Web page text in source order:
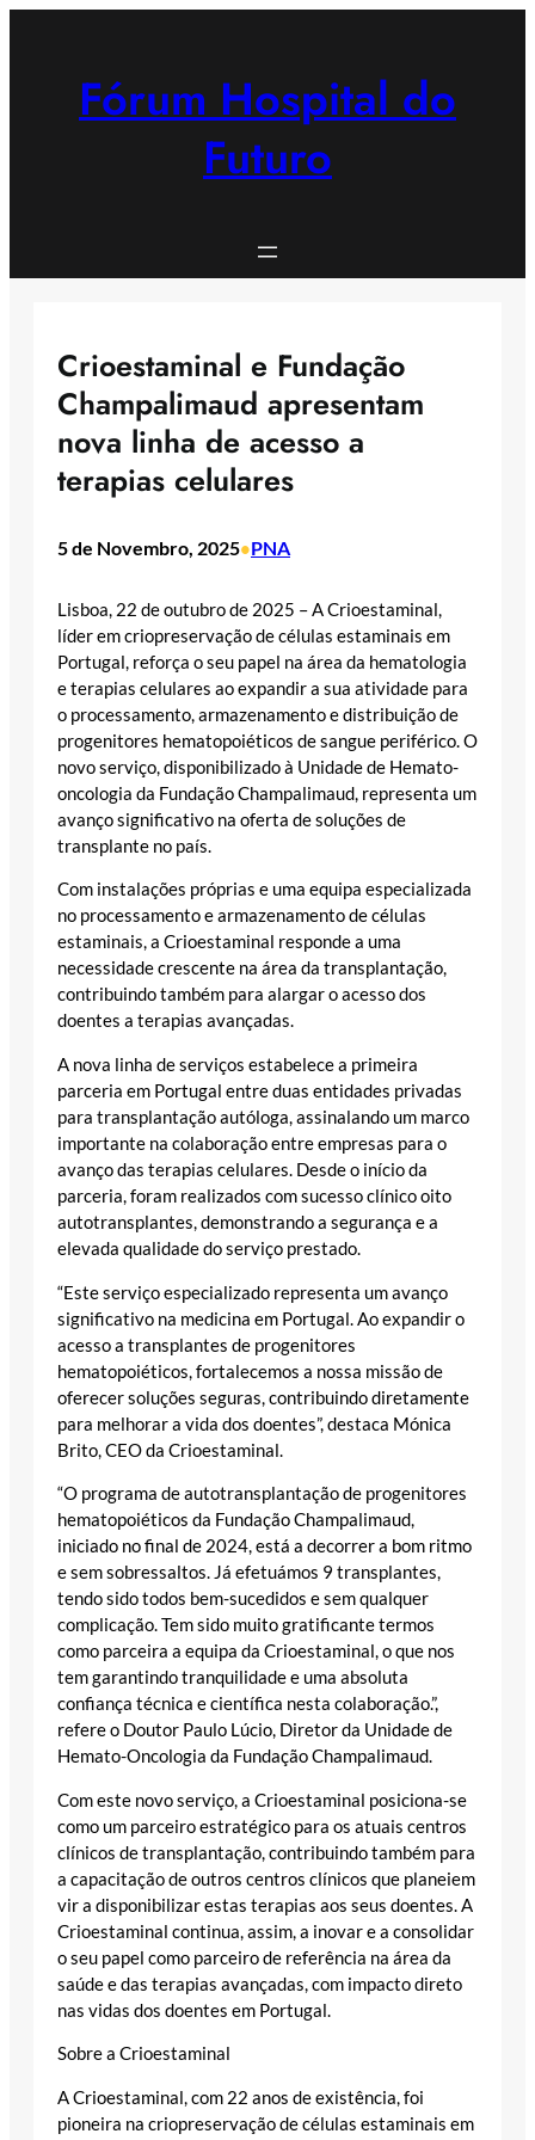
Fórum Hospital do
Futuro
Crioestaminal e Fundação
Champalimaud apresentam
nova linha de acesso a
terapias celulares
5 de Novembro, 2025•PNA
Lisboa, 22 de outubro de 2025 – A Crioestaminal,
líder em criopreservação de células estaminais em
Portugal, reforça o seu papel na área da hematologia
e terapias celulares ao expandir a sua atividade para
o processamento, armazenamento e distribuição de
progenitores hematopoiéticos de sangue periférico. O
novo serviço, disponibilizado à Unidade de Hemato-
oncologia da Fundação Champalimaud, representa um
avanço significativo na oferta de soluções de
transplante no país.
Com instalações próprias e uma equipa especializada
no processamento e armazenamento de células
estaminais, a Crioestaminal responde a uma
necessidade crescente na área da transplantação,
contribuindo também para alargar o acesso dos
doentes a terapias avançadas.
A nova linha de serviços estabelece a primeira
parceria em Portugal entre duas entidades privadas
para transplantação autóloga, assinalando um marco
importante na colaboração entre empresas para o
avanço das terapias celulares. Desde o início da
parceria, foram realizados com sucesso clínico oito
autotransplantes, demonstrando a segurança e a
elevada qualidade do serviço prestado.
“Este serviço especializado representa um avanço
significativo na medicina em Portugal. Ao expandir o
acesso a transplantes de progenitores
hematopoiéticos, fortalecemos a nossa missão de
oferecer soluções seguras, contribuindo diretamente
para melhorar a vida dos doentes”, destaca Mónica
Brito, CEO da Crioestaminal.
“O programa de autotransplantação de progenitores
hematopoiéticos da Fundação Champalimaud,
iniciado no final de 2024, está a decorrer a bom ritmo
e sem sobressaltos. Já efetuámos 9 transplantes,
tendo sido todos bem-sucedidos e sem qualquer
complicação. Tem sido muito gratificante termos
como parceira a equipa da Crioestaminal, o que nos
tem garantindo tranquilidade e uma absoluta
confiança técnica e científica nesta colaboração.”,
refere o Doutor Paulo Lúcio, Diretor da Unidade de
Hemato-Oncologia da Fundação Champalimaud.
Com este novo serviço, a Crioestaminal posiciona-se
como um parceiro estratégico para os atuais centros
clínicos de transplantação, contribuindo também para
a capacitação de outros centros clínicos que planeiem
vir a disponibilizar estas terapias aos seus doentes. A
Crioestaminal continua, assim, a inovar e a consolidar
o seu papel como parceiro de referência na área da
saúde e das terapias avançadas, com impacto direto
nas vidas dos doentes em Portugal.
Sobre a Crioestaminal
A Crioestaminal, com 22 anos de existência, foi
pioneira na criopreservação de células estaminais em